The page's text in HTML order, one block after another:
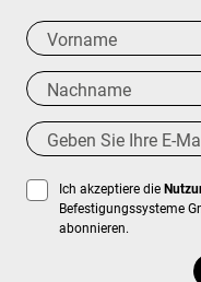
Ich akzeptiere die
Befestigungssysteme
abonnieren.